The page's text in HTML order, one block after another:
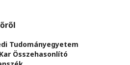
Tudományegyetem
Összehasonlító